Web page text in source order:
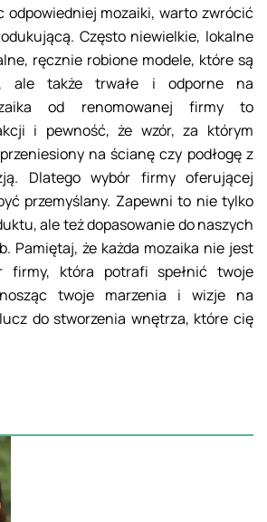
odpowiedniej mozaiki, warto zwrócić
Często niewielkie, lokalne
ręcznie robione modele, które są
ale także trwałe i odporne na
od renomowanej firmy to
i pewność, że wzór, za którym
na ścianę czy podłogę z
Dlatego wybór firmy oferującej
przemyślany. Zapewni to nie tylko
ale też dopasowanie do naszych
Pamiętaj, że każda mozaika nie jest
firmy, która potrafi spełnić twoje
twoje marzenia i wizje na
do stworzenia wnętrza, które cię